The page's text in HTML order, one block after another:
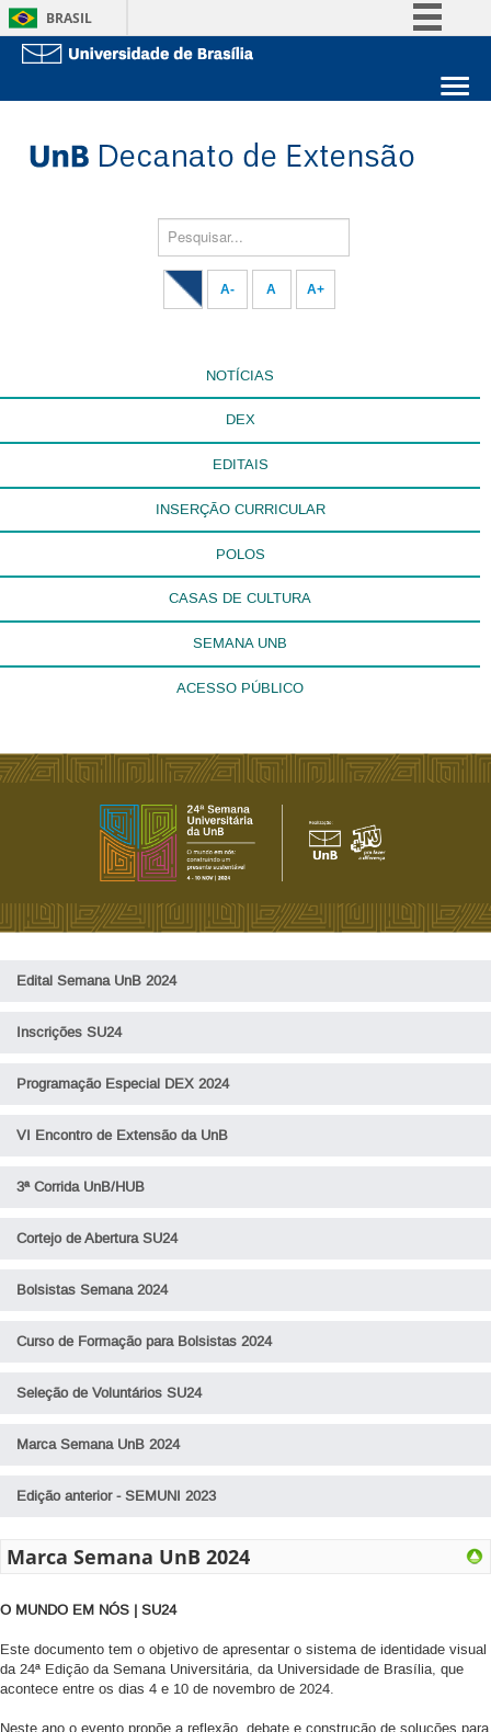
BRASIL
Acesso à informação
Estude na UnB
Pesquisar...
A- A A+
NOTÍCIAS
DEX
EDITAIS
INSERÇÃO CURRICULAR
POLOS
CASAS DE CULTURA
SEMANA UNB
ACESSO PÚBLICO
Edital Semana UnB 2024
Inscrições SU24
Programação Especial DEX 2024
VI Encontro de Extensão da UnB
3ª Corrida UnB/HUB
Cortejo de Abertura SU24
Bolsistas Semana 2024
Curso de Formação para Bolsistas 2024
Seleção de Voluntários SU24
Marca Semana UnB 2024
Edição anterior - SEMUNI 2023
Marca Semana UnB 2024
O MUNDO EM NÓS | SU24
Este documento tem o objetivo de apresentar o sistema de identidade visual
da 24ª Edição da Semana Universitária, da Universidade de Brasília, que
acontece entre os dias 4 e 10 de novembro de 2024.
Neste ano o evento propõe a reflexão, debate e construção de soluções para